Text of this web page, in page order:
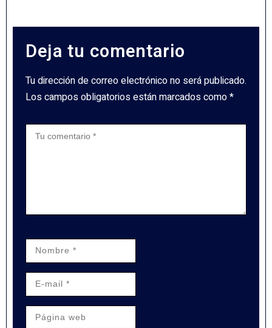
Deja tu comentario
Tu dirección de correo electrónico no será publicado.
Los campos obligatorios están marcados como *